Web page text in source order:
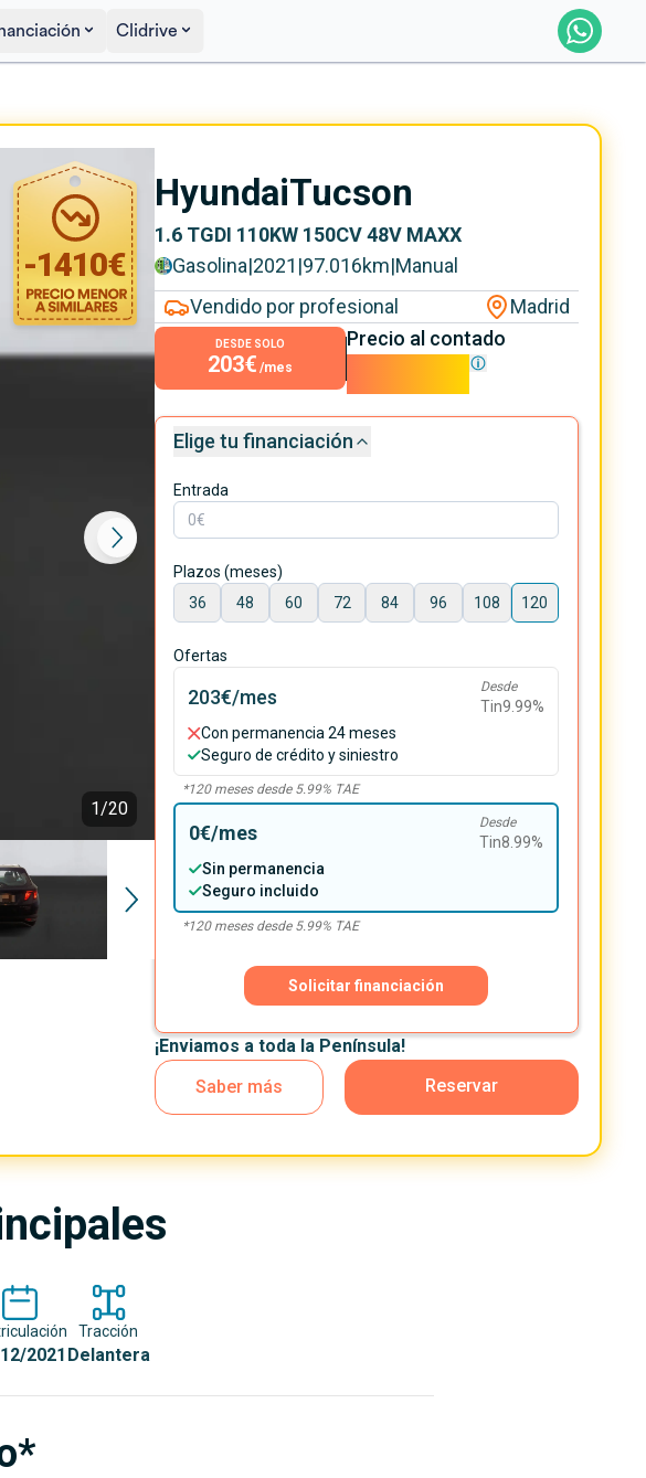
Clidrive
1/20
-1410€
HyundaiTucson
1.6 TGDI 110KW 150CV 48V MAXX
Gasolina|2021 |97.016km|Manual
Vendido por profesional
Madrid
DESDE SOLO
203€ /mes
Precio al contado
18.390€
Elige tu financiación
Entrada
Plazos (meses)
36
48 60 72 84 96 108 120
Ofertas
203€/mes Desde
Tin9.99%
Con permanencia 24 meses
Seguro de crédito y siniestro
*120meses desde 5.99% TAE
0€/mes Desde
Tin8.99%
Sin permanencia
Seguro incluido
*120meses desde 5.99% TAE
Solicitar financiación
¡Enviamos a toda la Península!
Saber más
Reservar
2021
Tracción
Delantera